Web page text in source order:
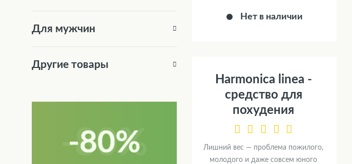
Нет в наличии
Harmonica linea -
средство для
похудения
Лишний вес — проблема пожилого,
молодого и даже совсем юного
Для мужчин
Другие товары